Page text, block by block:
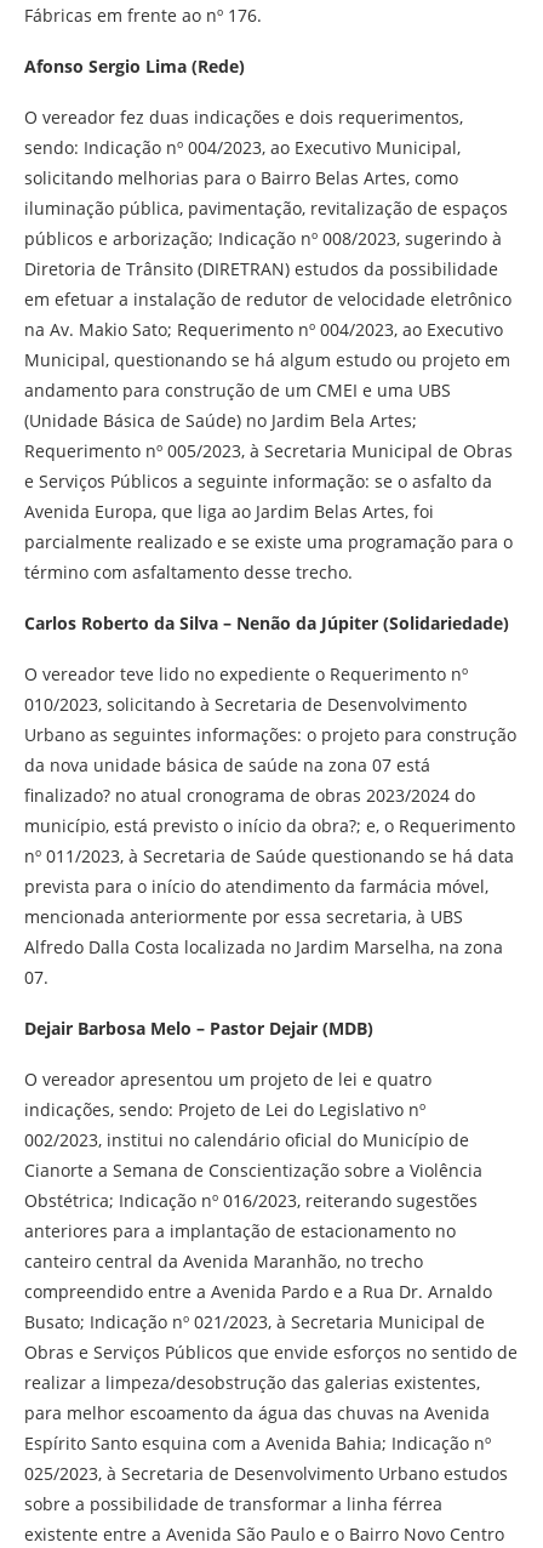
Fábricas em frente ao nº 176.
Afonso Sergio Lima (Rede)
O vereador fez duas indicações e dois requerimentos,
sendo: Indicação nº 004/2023, ao Executivo Municipal,
solicitando melhorias para o Bairro Belas Artes, como
iluminação pública, pavimentação, revitalização de espaços
públicos e arborização; Indicação nº 008/2023, sugerindo à
Diretoria de Trânsito (DIRETRAN) estudos da possibilidade
em efetuar a instalação de redutor de velocidade eletrônico
na Av. Makio Sato; Requerimento nº 004/2023, ao Executivo
Municipal, questionando se há algum estudo ou projeto em
andamento para construção de um CMEI e uma UBS
(Unidade Básica de Saúde) no Jardim Bela Artes;
Requerimento nº 005/2023, à Secretaria Municipal de Obras
e Serviços Públicos a seguinte informação: se o asfalto da
Avenida Europa, que liga ao Jardim Belas Artes, foi
parcialmente realizado e se existe uma programação para o
término com asfaltamento desse trecho.
Carlos Roberto da Silva – Nenão da Júpiter (Solidariedade)
O vereador teve lido no expediente o Requerimento nº
010/2023, solicitando à Secretaria de Desenvolvimento
Urbano as seguintes informações: o projeto para construção
da nova unidade básica de saúde na zona 07 está
finalizado? no atual cronograma de obras 2023/2024 do
município, está previsto o início da obra?; e, o Requerimento
nº 011/2023, à Secretaria de Saúde questionando se há data
prevista para o início do atendimento da farmácia móvel,
mencionada anteriormente por essa secretaria, à UBS
Alfredo Dalla Costa localizada no Jardim Marselha, na zona
07.
Dejair Barbosa Melo – Pastor Dejair (MDB)
O vereador apresentou um projeto de lei e quatro
indicações, sendo: Projeto de Lei do Legislativo nº
002/2023, institui no calendário oficial do Município de
Cianorte a Semana de Conscientização sobre a Violência
Obstétrica; Indicação nº 016/2023, reiterando sugestões
anteriores para a implantação de estacionamento no
canteiro central da Avenida Maranhão, no trecho
compreendido entre a Avenida Pardo e a Rua Dr. Arnaldo
Busato; Indicação nº 021/2023, à Secretaria Municipal de
Obras e Serviços Públicos que envide esforços no sentido de
realizar a limpeza/desobstrução das galerias existentes,
para melhor escoamento da água das chuvas na Avenida
Espírito Santo esquina com a Avenida Bahia; Indicação nº
025/2023, à Secretaria de Desenvolvimento Urbano estudos
sobre a possibilidade de transformar a linha férrea
existente entre a Avenida São Paulo e o Bairro Novo Centro